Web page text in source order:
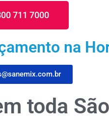
711 7000
na
toda